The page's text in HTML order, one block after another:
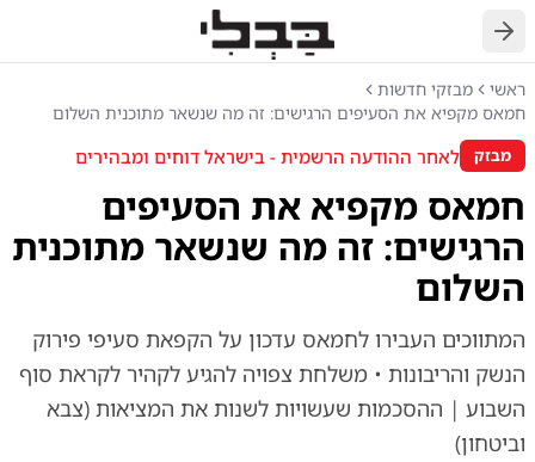
חזרה
ראשי
מבזקי חדשות
חמאס מקפיא את הסעיפים הרגישים: זה מה שנשאר מתוכנית השלום
מבזק לאחר ההודעה הרשמית - בישראל דוחים ומבהירים
חמאס מקפיא את הסעיפים
הרגישים: זה מה שנשאר מתוכנית
השלום
המתווכים העבירו לחמאס עדכון על הקפאת סעיפי פירוק
הנשק והריבונות • משלחת צפויה להגיע לקהיר לקראת סוף
השבוע | ההסכמות שעשויות לשנות את המציאות (צבא
וביטחון)